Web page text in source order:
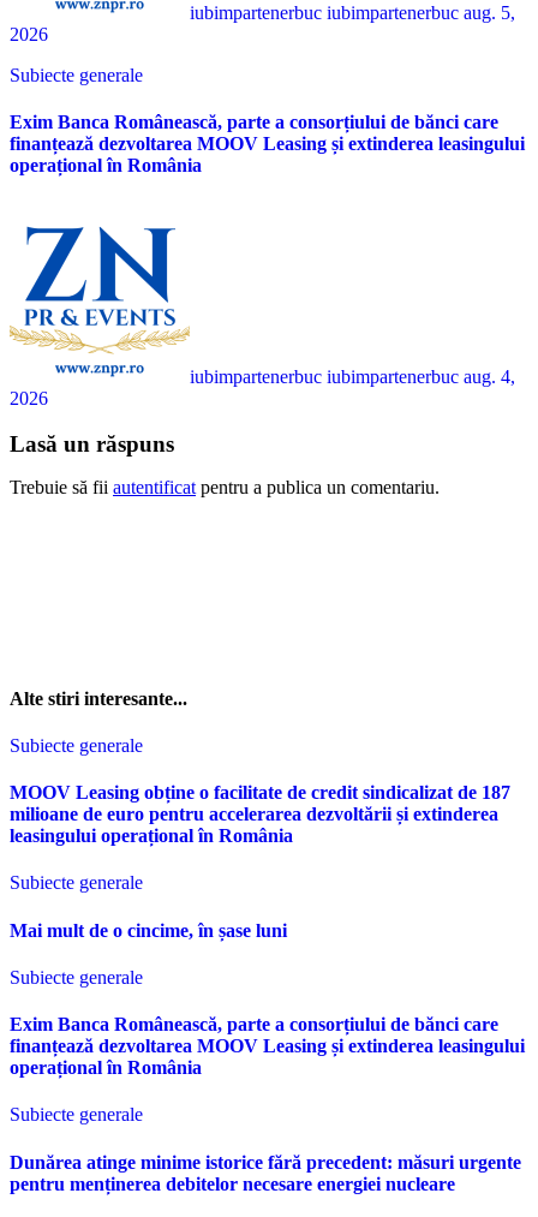
iubimpartenerbuc iubimpartenerbuc aug. 5,
2026
Subiecte generale
Exim Banca Românească, parte a consorțiului de bănci care
finanțează dezvoltarea MOOV Leasing și extinderea leasingului
operațional în România
iubimpartenerbuc iubimpartenerbuc aug. 4,
2026
Lasă un răspuns
Trebuie să fii autentificat pentru a publica un comentariu.
Alte stiri interesante...
Subiecte generale
MOOV Leasing obține o facilitate de credit sindicalizat de 187
milioane de euro pentru accelerarea dezvoltării și extinderea
leasingului operațional în România
Subiecte generale
Mai mult de o cincime, în șase luni
Subiecte generale
Exim Banca Românească, parte a consorțiului de bănci care
finanțează dezvoltarea MOOV Leasing și extinderea leasingului
operațional în România
Subiecte generale
Dunărea atinge minime istorice fără precedent: măsuri urgente
pentru menținerea debitelor necesare energiei nucleare